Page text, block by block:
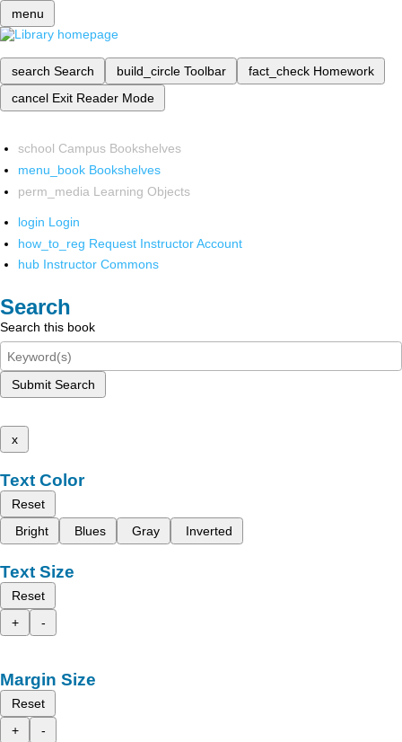
menu
search Search build_circle Toolbar fact_check Homework
cancel Exit Reader Mode
school Campus Bookshelves
menu_book Bookshelves
perm_media Learning Objects
login Login
how_to_reg Request Instructor Account
hub Instructor Commons
Search
Search this book
Submit Search
x
Text Color
Reset
Bright
Blues Gray Inverted
Text Size
Reset
+
-
Margin Size
Reset
+
-